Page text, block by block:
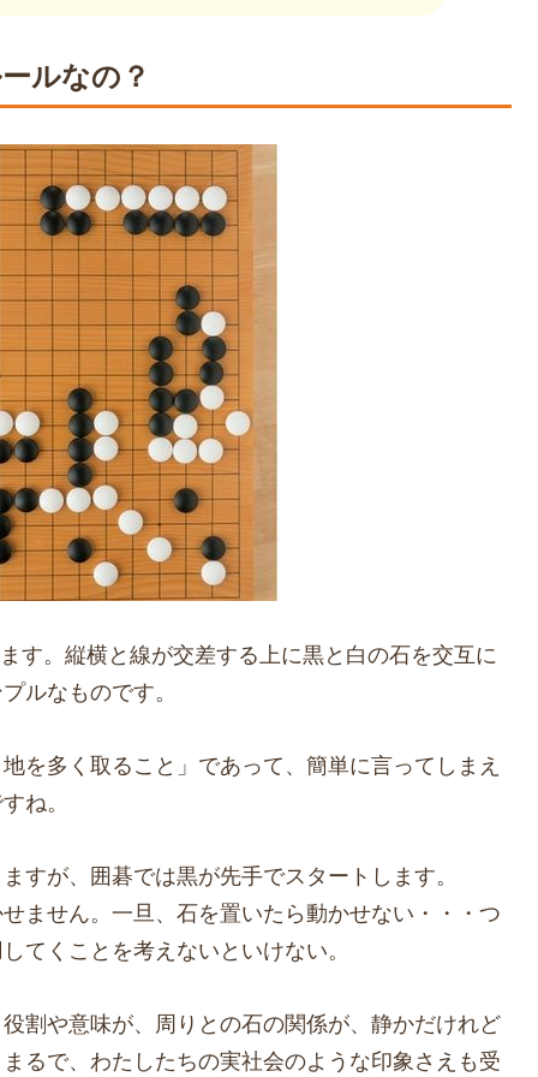
ルなの？
す。縦横と線が交差する上に黒と白の石を交互に
ルなものです。
を多く取ること」であって、簡単に言ってしまえ
ね。
すが、囲碁では黒が先手でスタートします。
ません。一旦、石を置いたら動かせない・・・つ
てくことを考えないといけない。
割や意味が、周りとの石の関係が、静かだけれど
るで、わたしたちの実社会のような印象さえも受